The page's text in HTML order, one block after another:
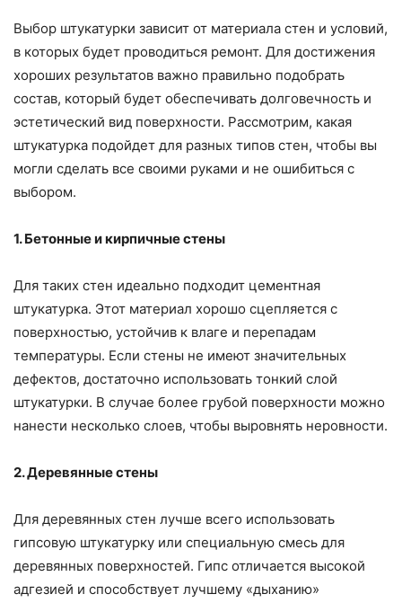
Выбор штукатурки зависит от материала стен и условий,
в которых будет проводиться ремонт. Для достижения
хороших результатов важно правильно подобрать
состав, который будет обеспечивать долговечность и
эстетический вид поверхности. Рассмотрим, какая
штукатурка подойдет для разных типов стен, чтобы вы
могли сделать все своими руками и не ошибиться с
выбором.
1. Бетонные и кирпичные стены
Для таких стен идеально подходит цементная
штукатурка. Этот материал хорошо сцепляется с
поверхностью, устойчив к влаге и перепадам
температуры. Если стены не имеют значительных
дефектов, достаточно использовать тонкий слой
штукатурки. В случае более грубой поверхности можно
нанести несколько слоев, чтобы выровнять неровности.
2. Деревянные стены
Для деревянных стен лучше всего использовать
гипсовую штукатурку или специальную смесь для
деревянных поверхностей. Гипс отличается высокой
адгезией и способствует лучшему «дыханию»